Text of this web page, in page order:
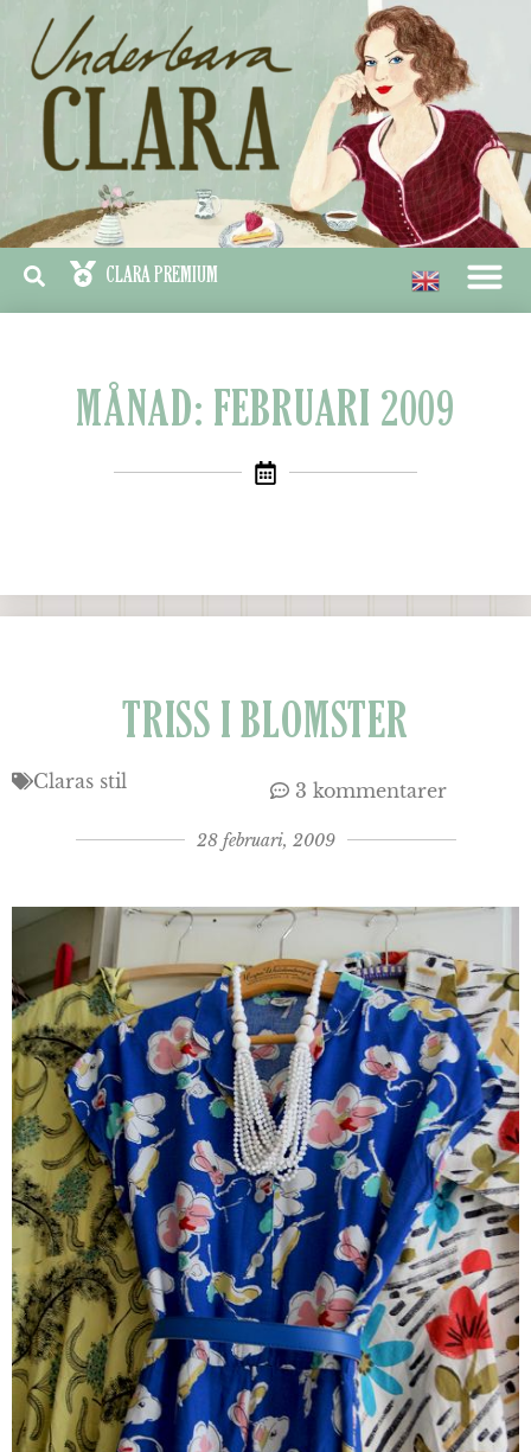
MÅNAD: FEBRUARI 2009
TRISS I BLOMSTER
Claras stil 3 kommentarer
28 februari, 2009